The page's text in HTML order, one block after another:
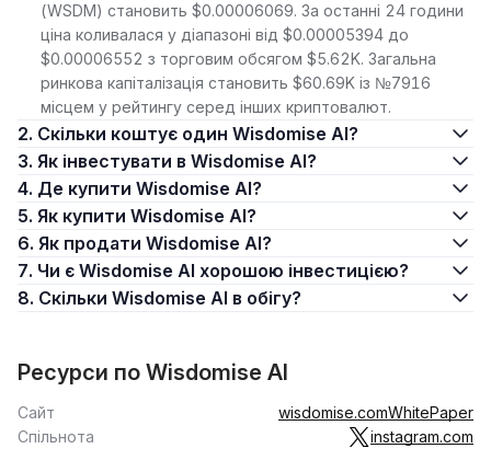
(WSDM) становить $0.00006069. За останні 24 години
ціна коливалася у діапазоні від $0.00005394 до
$0.00006552 з торговим обсягом $5.62K. Загальна
ринкова капіталізація становить $60.69K із №7916
місцем у рейтингу серед інших криптовалют.
2. Скільки коштує один Wisdomise AI?
3. Як інвестувати в Wisdomise AI?
4. Де купити Wisdomise AI?
5. Як купити Wisdomise AI?
6. Як продати Wisdomise AI?
7. Чи є Wisdomise AI хорошою інвестицією?
8. Скільки Wisdomise AI в обігу?
Ресурси по Wisdomise AI
Сайт wisdomise.comWhitePaper
Спільнота
instagram.com